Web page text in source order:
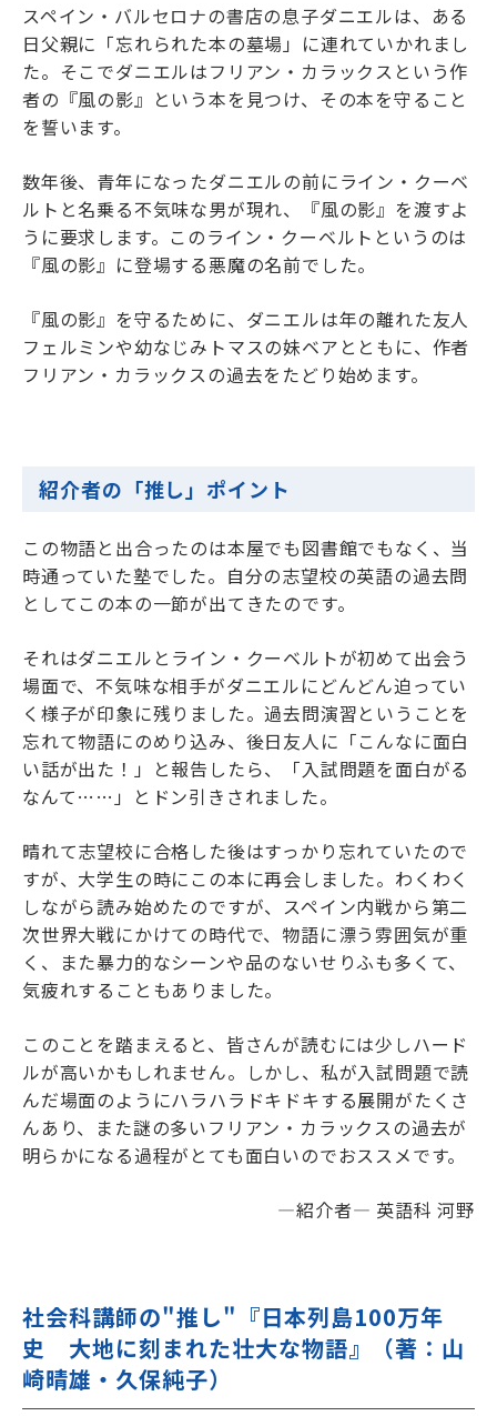
スペイン・バルセロナの書店の息子ダニエルは、ある
日父親に「忘れられた本の墓場」に連れていかれまし
た。そこでダニエルはフリアン・カラックスという作
者の『風の影』という本を見つけ、その本を守ること
を誓います。
数年後、青年になったダニエルの前にライン・クーベ
ルトと名乗る不気味な男が現れ、『風の影』を渡すよ
うに要求します。このライン・クーベルトというのは
『風の影』に登場する悪魔の名前でした。
『風の影』を守るために、ダニエルは年の離れた友人
フェルミンや幼なじみトマスの妹ベアとともに、作者
フリアン・カラックスの過去をたどり始めます。
紹介者の「推し」ポイント
この物語と出合ったのは本屋でも図書館でもなく、当
時通っていた塾でした。自分の志望校の英語の過去問
としてこの本の一節が出てきたのです。
それはダニエルとライン・クーベルトが初めて出会う
場面で、不気味な相手がダニエルにどんどん迫ってい
く様子が印象に残りました。過去問演習ということを
忘れて物語にのめり込み、後日友人に「こんなに面白
い話が出た！」と報告したら、「入試問題を面白がる
なんて……」とドン引きされました。
晴れて志望校に合格した後はすっかり忘れていたので
すが、大学生の時にこの本に再会しました。わくわく
しながら読み始めたのですが、スペイン内戦から第二
次世界大戦にかけての時代で、物語に漂う雰囲気が重
く、また暴力的なシーンや品のないせりふも多くて、
気疲れすることもありました。
このことを踏まえると、皆さんが読むには少しハード
ルが高いかもしれません。しかし、私が入試問題で読
んだ場面のようにハラハラドキドキする展開がたくさ
んあり、また謎の多いフリアン・カラックスの過去が
明らかになる過程がとても面白いのでおススメです。
―紹介者― 英語科 河野
社会科講師の"推し"『日本列島100万年
史 大地に刻まれた壮大な物語』（著：山
崎晴雄・久保純子）